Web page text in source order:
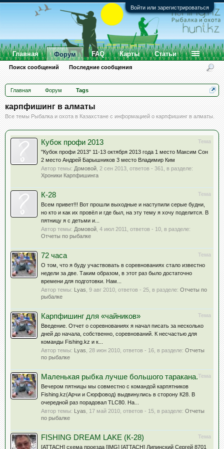
Войти или зарегистрироваться
Главная Форум Tags
карпфишинг в алматы
Все темы Рыбалка и охота в Казахстане с информацией о карпфишинг в алматы.
Тема
Кубок профи 2013
"Кубок профи 2013" 11-13 октября 2013 года 1 место Максим Сон
2 место Андрей Барышников 3 место Владимир Ким
Автор темы: Домовой 2 сен 2013 , ответов - 361, в разделе:
Хроники Карпфишинга
Тема
К-28
Всем привет!!! Вот прошли выходные и наступили серые будни,
но кто и как их провёл и где был, на эту тему я хочу поделится. В
пятницу я с детьми и...
Автор темы: Домовой 4 июл 2011
, ответов - 10, в разделе:
Отчеты по рыбалке
Тема
72 часа
О том, что я буду участвовать в соревнованиях стало известно
недели за две. Таким образом, в этот раз было достаточно
времени для подготовки. Нам...
Автор темы: Lyas 9 авг 2010 , ответов - 25, в разделе: Отчеты по
рыбалке
Тема
Карпфишинг для «чайников»
Введение. Отчет о соревнованиях я начал писать за несколько
дней до начала, собственно, соревнований. К несчастью для
команды Fishing.kz и к...
Автор темы: Lyas 28 июн 2010 , ответов - 16, в разделе: Отчеты
по рыбалке
Тема
Маленькая рыбка лучше большого таракана.
Вечером пятницы мы совместно с командой карпятников
Fishing.kz(Арчи и Сюрфовод) выдвинулись в сторону К28. В
очередной раз порадовал TLC80. На...
Автор темы: Lyas 17 май 2010 , ответов - 15, в разделе: Отчеты
по рыбалке
Тема
FISHING DREAM LAKE (К-28)
[ATTACH] схема проезда [IMG] [ATTACH] Липинский Сергей 8701
Главная Форум
Поиск сообщений Последние сообщения
FAQ Карты Статьи